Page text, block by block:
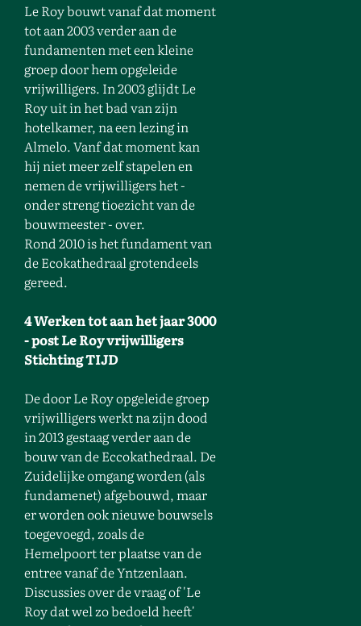
Le Roy bouwt vanaf dat moment
tot aan 2003 verder aan de
fundamenten met een kleine
groep door hem opgeleide
vrijwilligers. In 2003 glijdt Le
Roy uit in het bad van zijn
hotelkamer, na een lezing in
Almelo. Vanf dat moment kan
hij niet meer zelf stapelen en
nemen de vrijwilligers het -
onder streng tioezicht van de
bouwmeester - over.
Rond 2010 is het fundament van
de Ecokathedraal grotendeels
gereed.
4 Werken tot aan het jaar 3000
- post Le Roy vrijwilligers
Stichting TIJD
De door Le Roy opgeleide groep
vrijwilligers werkt na zijn dood
in 2013 gestaag verder aan de
bouw van de Eccokathedraal. De
Zuidelijke omgang worden (als
fundamenet) afgebouwd, maar
er worden ook nieuwe bouwsels
toegevoegd, zoals de
Hemelpoort ter plaatse van de
entree vanaf de Yntzenlaan.
Discussies over de vraag of 'Le
Roy dat wel zo bedoeld heeft'